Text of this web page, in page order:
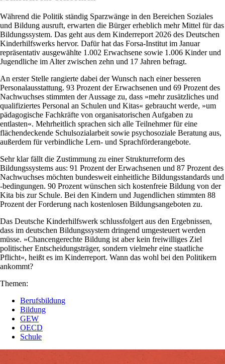
Während die Politik ständig Sparzwänge in den Bereichen Soziales
und Bildung ausruft, erwarten die Bürger erheblich mehr Mittel für das
Bildungssystem. Das geht aus dem Kinderreport 2026 des Deutschen
Kinderhilfswerks hervor. Dafür hat das Forsa-Institut im Januar
repräsentativ ausgewählte 1.002 Erwachsene sowie 1.006 Kinder und
Jugendliche im Alter zwischen zehn und 17 Jahren befragt.
An erster Stelle rangierte dabei der Wunsch nach einer besseren
Personalausstattung. 93 Prozent der Erwachsenen und 69 Prozent des
Nachwuchses stimmten der Aussage zu, dass »mehr zusätzliches und
qualifiziertes Personal an Schulen und Kitas« gebraucht werde, »um
pädagogische Fachkräfte von organisatorischen Aufgaben zu
entlasten«. Mehrheitlich sprachen sich alle Teilnehmer für eine
flächendeckende Schulsozialarbeit sowie psychosoziale Beratung aus,
außerdem für verbindliche Lern- und Sprachförderangebote.
Sehr klar fällt die Zustimmung zu einer Strukturreform des
Bildungssystems aus: 91 Prozent der Erwachsenen und 87 Prozent des
Nachwuchses möchten bundesweit einheitliche Bildungsstandards und
-bedingungen. 90 Prozent wünschen sich kostenfreie Bildung von der
Kita bis zur Schule. Bei den Kindern und Jugendlichen stimmten 88
Prozent der Forderung nach kostenlosen Bildungsangeboten zu.
Das Deutsche Kinderhilfswerk schlussfolgert aus den Ergebnissen,
dass im deutschen Bildungssystem dringend umgesteuert werden
müsse. »Chancengerechte Bildung ist aber kein freiwilliges Ziel
politischer Entscheidungsträger, sondern vielmehr eine staatliche
Pflicht«, heißt es im Kinderreport. Wann das wohl bei den Politikern
ankommt?
Themen:
Berufsbildung
Bildung
GEW
OECD
Schule